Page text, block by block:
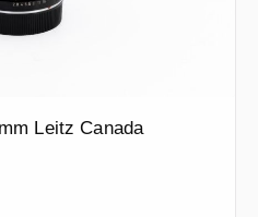
Leitz Canada